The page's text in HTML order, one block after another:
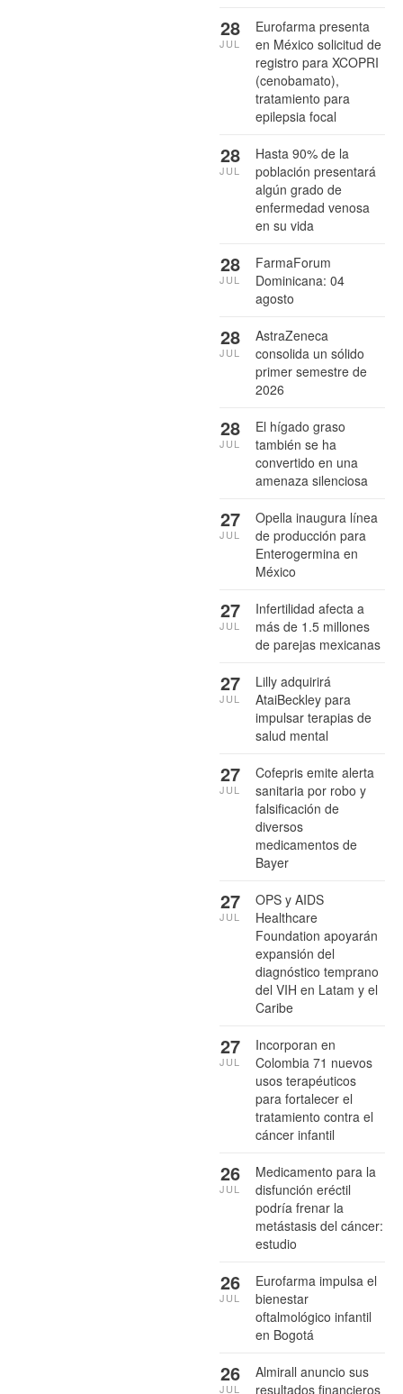
Eurofarma presenta
en México solicitud de
registro para XCOPRI
(cenobamato),
tratamiento para
epilepsia focal
28
JUL
Hasta 90% de la
población presentará
algún grado de
enfermedad venosa
en su vida
28
JUL
FarmaForum
Dominicana: 04
agosto
28
JUL
AstraZeneca
consolida un sólido
primer semestre de
2026
28
JUL
El hígado graso
también se ha
convertido en una
amenaza silenciosa
28
JUL
Opella inaugura línea
de producción para
Enterogermina en
México
27
JUL
Infertilidad afecta a
más de 1.5 millones
de parejas mexicanas
27
JUL
Lilly adquirirá
AtaiBeckley para
impulsar terapias de
salud mental
27
JUL
Cofepris emite alerta
sanitaria por robo y
falsificación de
diversos
medicamentos de
Bayer
27
JUL
OPS y AIDS
Healthcare
Foundation apoyarán
expansión del
diagnóstico temprano
del VIH en Latam y el
Caribe
27
JUL
Incorporan en
Colombia 71 nuevos
usos terapéuticos
para fortalecer el
tratamiento contra el
cáncer infantil
27
JUL
Medicamento para la
disfunción eréctil
podría frenar la
metástasis del cáncer:
estudio
26
JUL
Eurofarma impulsa el
bienestar
oftalmológico infantil
en Bogotá
26
JUL
Almirall anuncio sus
resultados financieros
26
JUL